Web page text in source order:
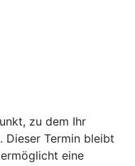
zu dem Ihr
Dieser Termin bleibt
eine